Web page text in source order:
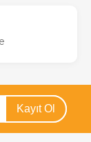
Kayıt Ol